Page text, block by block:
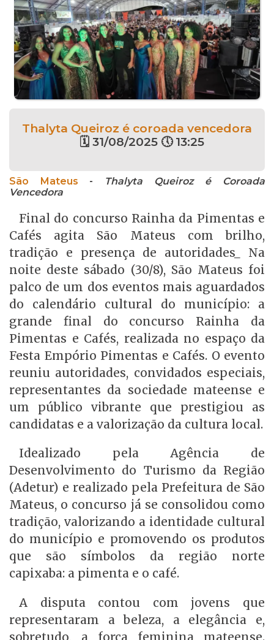
Thalyta Queiroz é coroada vencedora
🗓 31/08/2025 🕔 13:25
São Mateus -
Thalyta Queiroz é Coroada
Vencedora
Final do concurso Rainha da Pimentas e
Cafés agita São Mateus com brilho,
tradição e presença de autoridades_ Na
noite deste sábado (30/8), São Mateus foi
palco de um dos eventos mais aguardados
do calendário cultural do município: a
grande final do concurso Rainha da
Pimentas e Cafés, realizada no espaço da
Festa Empório Pimentas e Cafés. O evento
reuniu autoridades, convidados especiais,
representantes da sociedade mateense e
um público vibrante que prestigiou as
candidatas e a valorização da cultura local.
Idealizado pela Agência de
Desenvolvimento do Turismo da Região
(Adetur) e realizado pela Prefeitura de São
Mateus, o concurso já se consolidou como
tradição, valorizando a identidade cultural
do município e promovendo os produtos
que são símbolos da região norte
capixaba: a pimenta e o café.
A disputa contou com jovens que
representaram a beleza, a elegância e,
sobretudo, a força feminina mateense.